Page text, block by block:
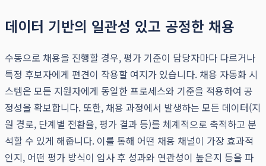
데이터 기반의 일관성 있고 공정한 채용
수동으로 채용을 진행할 경우, 평가 기준이 담당자마다 다르거나
특정 후보자에게 편견이 작용할 여지가 있습니다. 채용 자동화 시
스템은 모든 지원자에게 동일한 프로세스와 기준을 적용하여 공
정성을 확보합니다. 또한, 채용 과정에서 발생하는 모든 데이터(지
원 경로, 단계별 전환율, 평가 결과 등)를 체계적으로 축적하고 분
석할 수 있게 해줍니다. 이를 통해 어떤 채용 채널이 가장 효과적
인지, 어떤 평가 방식이 입사 후 성과와 연관성이 높은지 등을 파